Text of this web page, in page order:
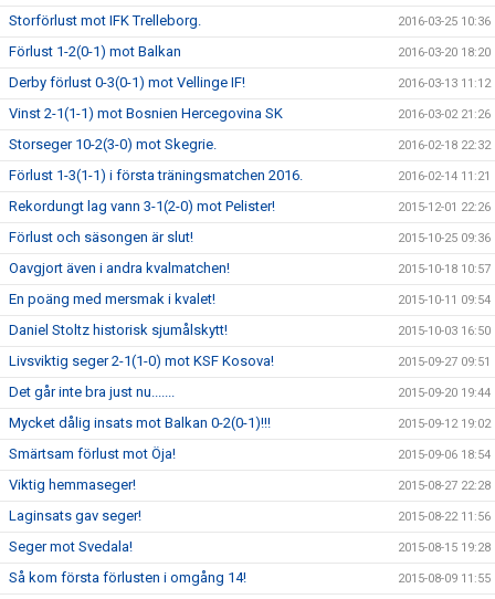
Storförlust mot IFK Trelleborg. 2016-03-25 10:36
Förlust 1-2(0-1) mot Balkan 2016-03-20 18:20
Derby förlust 0-3(0-1) mot Vellinge IF! 2016-03-13 11:12
Vinst 2-1(1-1) mot Bosnien Hercegovina SK 2016-03-02 21:26
Storseger 10-2(3-0) mot Skegrie. 2016-02-18 22:32
Förlust 1-3(1-1) i första träningsmatchen 2016. 2016-02-14 11:21
Rekordungt lag vann 3-1(2-0) mot Pelister! 2015-12-01 22:26
Förlust och säsongen är slut! 2015-10-25 09:36
Oavgjort även i andra kvalmatchen! 2015-10-18 10:57
En poäng med mersmak i kvalet! 2015-10-11 09:54
Daniel Stoltz historisk sjumålskytt! 2015-10-03 16:50
Livsviktig seger 2-1(1-0) mot KSF Kosova! 2015-09-27 09:51
Det går inte bra just nu....... 2015-09-20 19:44
Mycket dålig insats mot Balkan 0-2(0-1)!!! 2015-09-12 19:02
Smärtsam förlust mot Öja! 2015-09-06 18:54
Viktig hemmaseger! 2015-08-27 22:28
Laginsats gav seger! 2015-08-22 11:56
Seger mot Svedala! 2015-08-15 19:28
Så kom första förlusten i omgång 14! 2015-08-09 11:55